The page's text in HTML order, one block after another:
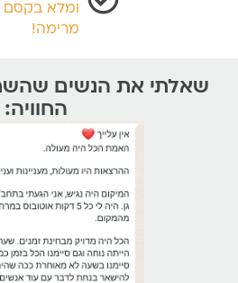
ומלא בקסם
מרימה!
את הנשים שהשתתפו
החוויה: